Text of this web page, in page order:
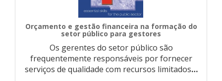
Orçamento e gestão financeira na formação do
setor público para gestores
Os gerentes do setor público são
frequentemente responsáveis ​​por fornecer
serviços de qualidade com recursos limitados…